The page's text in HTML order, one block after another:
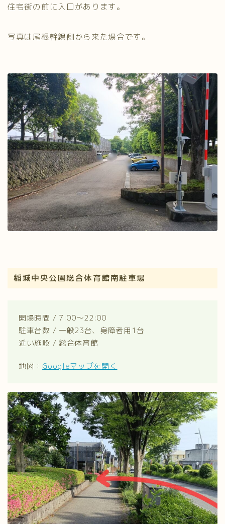
住宅街の前に入口があります。
写真は尾根幹線側から来た場合です。
稲城中央公園総合体育館南駐車場
開場時間 / 7:00～22:00
駐車台数 / 一般23台、身障者用1台
近い施設 / 総合体育館
地図： Googleマップを開く